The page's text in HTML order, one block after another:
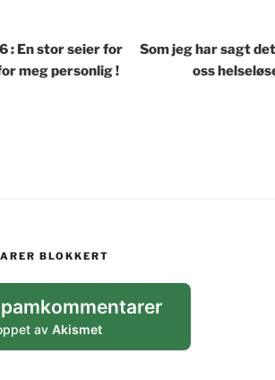
: En stor seier for
meg personlig !
Som jeg har sagt
oss
BLOKKERT
av Akismet